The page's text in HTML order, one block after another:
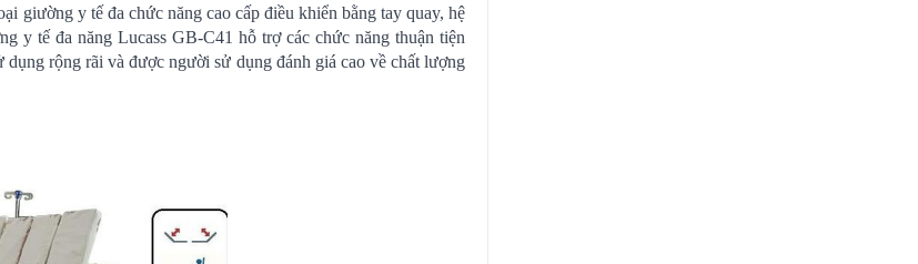
giường y tế đa chức năng cao cấp điều khiển bằng tay quay, hệ
y tế đa năng Lucass GB-C41 hỗ trợ các chức năng thuận tiện
rộng rãi và được người sử dụng đánh giá cao về chất lượng